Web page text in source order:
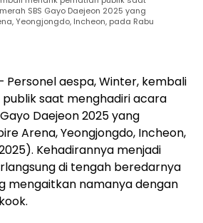
SBS Gayo Daejeon 2025 yang
Yeongjongdo, Incheon, pada Rabu
– Personel aespa, Winter, kembali
saat menghadiri acara
Daejeon 2025 yang
Arena, Yeongjongdo, Incheon,
Kehadirannya menjadi
di tengah beredarnya
mengaitkan namanya dengan